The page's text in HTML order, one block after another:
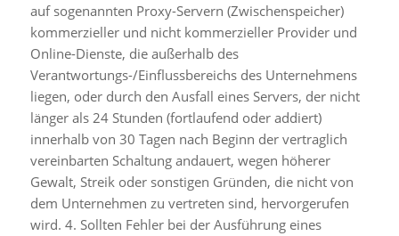
auf sogenannten Proxy-Servern (Zwischenspeicher)
kommerzieller und nicht kommerzieller Provider und
Online-Dienste, die außerhalb des
Verantwortungs-/Einflussbereichs des Unternehmens
liegen, oder durch den Ausfall eines Servers, der nicht
länger als 24 Stunden (fortlaufend oder addiert)
innerhalb von 30 Tagen nach Beginn der vertraglich
vereinbarten Schaltung andauert, wegen höherer
Gewalt, Streik oder sonstigen Gründen, die nicht von
dem Unternehmen zu vertreten sind, hervorgerufen
wird. 4. Sollten Fehler bei der Ausführung eines